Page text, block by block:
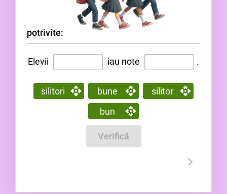
potrivite:
Elevii iau note .
silitori bune
silitor
bun
Verifică